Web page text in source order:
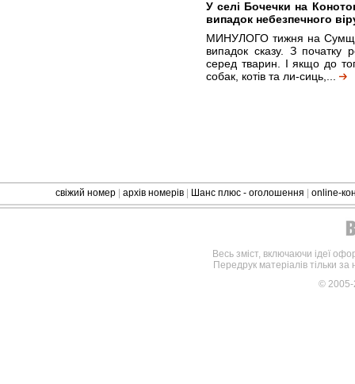
У селі Бочечки на
випадок небезпечного
МИНУЛОГО тижня на
випадок сказу. З початку
серед тварин. І якщо до
собак, котів та ли-сиць,...
свіжий номер архів номерів Шанс плюс - оголошення online-
Весь зміст, включаючи ідеї
Передрук матеріалів тільки
©